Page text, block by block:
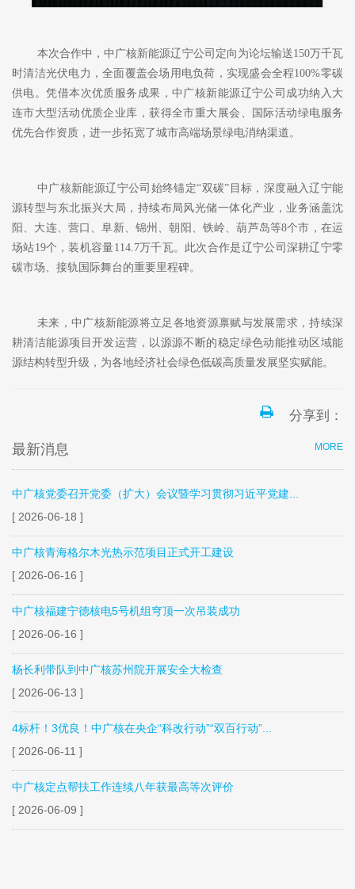
本次合作中，中广核新能源辽宁公司定向为论坛输送150万千瓦
时清洁光伏电力，全面覆盖会场用电负荷，实现盛会全程100%零碳
供电。凭借本次优质服务成果，中广核新能源辽宁公司成功纳入大
连市大型活动优质企业库，获得全市重大展会、国际活动绿电服务
优先合作资质，进一步拓宽了城市高端场景绿电消纳渠道。
中广核新能源辽宁公司始终锚定“双碳”目标，深度融入辽宁能
源转型与东北振兴大局，持续布局风光储一体化产业，业务涵盖沈
阳、大连、营口、阜新、锦州、朝阳、铁岭、葫芦岛等8个市，在运
场站19个，装机容量114.7万千瓦。此次合作是辽宁公司深耕辽宁零
碳市场、接轨国际舞台的重要里程碑。
未来，中广核新能源将立足各地资源禀赋与发展需求，持续深
耕清洁能源项目开发运营，以源源不断的稳定绿色动能推动区域能
源结构转型升级，为各地经济社会绿色低碳高质量发展坚实赋能。
分享到：
MORE
最新消息
中广核党委召开党委（扩大）会议暨学习贯彻习近平党建...
[ 2026-06-18 ]
中广核青海格尔木光热示范项目正式开工建设
[ 2026-06-16 ]
中广核福建宁德核电5号机组穹顶一次吊装成功
[ 2026-06-16 ]
杨长利带队到中广核苏州院开展安全大检查
[ 2026-06-13 ]
4标杆！3优良！中广核在央企“科改行动”“双百行动”...
[ 2026-06-11 ]
中广核定点帮扶工作连续八年获最高等次评价
[ 2026-06-09 ]